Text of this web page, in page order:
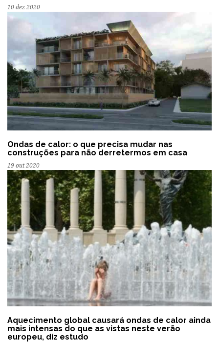
10 dez 2020
Ondas de calor: o que precisa mudar nas
construções para não derretermos em casa
19 out 2020
Aquecimento global causará ondas de calor ainda
mais intensas do que as vistas neste verão
europeu, diz estudo